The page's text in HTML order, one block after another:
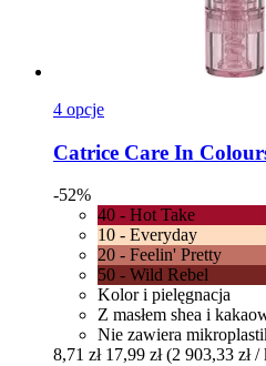
4 opcje
Catrice Care In
-52%
40 - Hot Take
10 - Everyday
20 - Feelin' Pretty
50 - Wild Rebel
Kolor i pielęgnacja
Z masłem shea i
Nie zawiera
8,71 zł 17,99 zł (2 903,33 zł /